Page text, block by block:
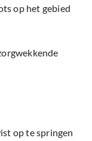
op het gebied
op te springen